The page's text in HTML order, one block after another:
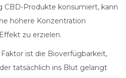
CBD-Produkte konsumiert, kann
höhere Konzentration
zu erzielen.
ist die Bioverfügbarkeit,
tatsächlich ins Blut gelangt